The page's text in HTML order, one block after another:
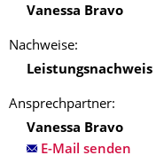
Vanessa Bravo
Nachweise:
Ansprechpartner:
Vanessa Bravo
E-Mail senden